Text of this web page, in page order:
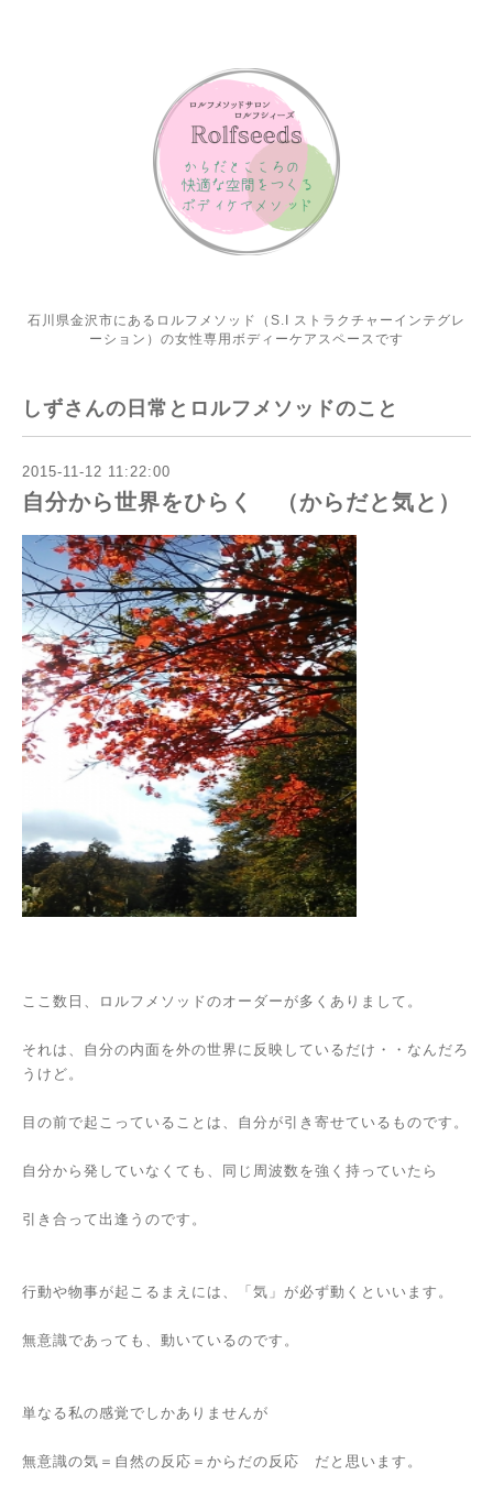
石川県金沢市にあるロルフメソッド（S.I ストラクチャーインテグレ
ーション）の女性専用ボディーケアスペースです
しずさんの日常とロルフメソッドのこと
2015-11-12 11:22:00
自分から世界をひらく （からだと気と）
ここ数日、ロルフメソッドのオーダーが多くありまして。
それは、自分の内面を外の世界に反映しているだけ・・なんだろ
うけど。
目の前で起こっていることは、自分が引き寄せているものです。
自分から発していなくても、同じ周波数を強く持っていたら
引き合って出逢うのです。
行動や物事が起こるまえには、「気」が必ず動くといいます。
無意識であっても、動いているのです。
単なる私の感覚でしかありませんが
無意識の気＝自然の反応＝からだの反応 だと思います。